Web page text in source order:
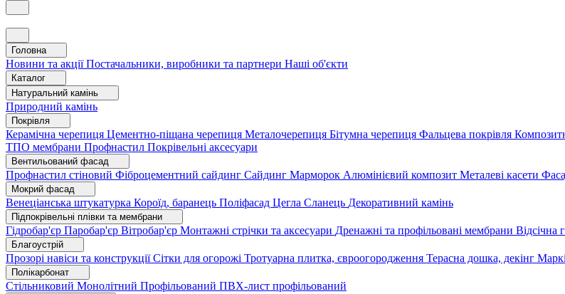
Головна
Новини та акціїПостачальники, виробники та партнери Наші об'єкти
Каталог
Натуральний камінь
Природний камінь
Покрівля
Керамічна черепиця Цементно-піщана черепиця Металочерепиця Бітумна черепиця Фальцева покрівля
ТПО мембрани Профнастил Покрівельні аксесуари
Вентильований фасад
Профнастил стіновий Фіброцементний сайдинг Сайдинг Марморок Алюмінієвий композит Металеві касети
Мокрий фасад
Венеціанська штукатурка Короїд, баранець Поліфасад Цегла Сланець Декоративний камінь
Підпокрівельні плівки та мембрани
Гідробар'єр Паробар'єр Вітробар'єр Монтажні стрічки та аксесуари Дренажні та профільовані мембрани Відсічна
Благоустрій
Прозорі навіси та конструкціїСітки для огорожі Тротуарна плитка, євроогородження Терасна дошка, декінг
Полікарбонат
Стільниковий Монолітний Профільований ПВХ-лист профільований